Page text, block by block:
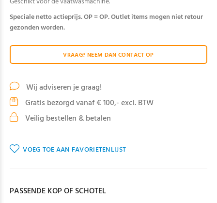
Speciale netto actieprijs. OP = OP. Outlet items mogen niet retour
gezonden worden.
VRAAG? NEEM DAN CONTACT OP
Wij adviseren je graag!
Gratis bezorgd vanaf € 100,- excl. BTW
Veilig bestellen & betalen
VOEG TOE AAN FAVORIETENLIJST
PASSENDE KOP OF SCHOTEL